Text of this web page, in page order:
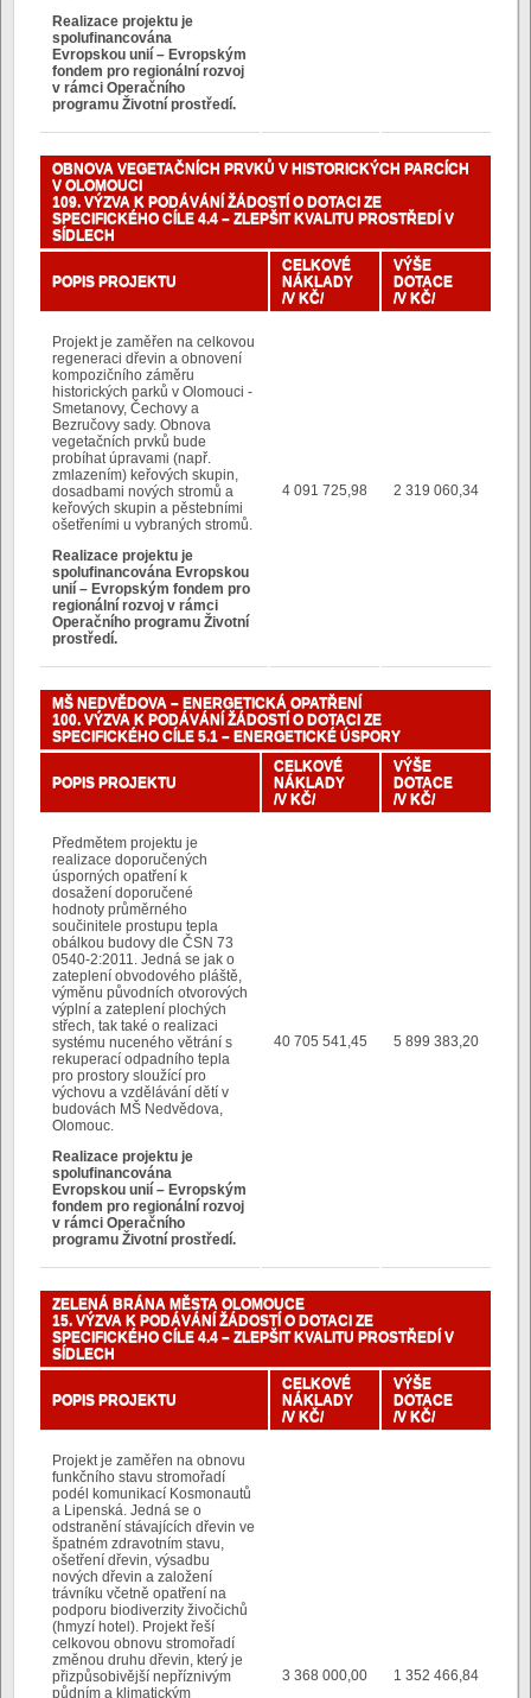
Realizace projektu je
spolufinancována
Evropskou unií – Evropským
fondem pro regionální rozvoj
v rámci Operačního
programu Životní prostředí.
OBNOVA VEGETAČNÍCH PRVKŮ V HISTORICKÝCH PARCÍCH
V OLOMOUCI
109. VÝZVA K PODÁVÁNÍ ŽÁDOSTÍ O DOTACI ZE
SPECIFICKÉHO CÍLE 4.4 – ZLEPŠIT KVALITU PROSTŘEDÍ V
SÍDLECH
POPIS PROJEKTU
CELKOVÉ
NÁKLADY
/V KČ/
VÝŠE
DOTACE
/V KČ/
Projekt je zaměřen na celkovou
regeneraci dřevin a obnovení
kompozičního záměru
historických parků v Olomouci -
Smetanovy, Čechovy a
Bezručovy sady. Obnova
vegetačních prvků bude
probíhat úpravami (např.
zmlazením) keřových skupin,
dosadbami nových stromů a
keřových skupin a pěstebními
ošetřeními u vybraných stromů.
Realizace projektu je
spolufinancována Evropskou
unií – Evropským fondem pro
regionální rozvoj v rámci
Operačního programu Životní
prostředí.
4 091 725,98 2 319 060,34
MŠ NEDVĚDOVA – ENERGETICKÁ OPATŘENÍ
100. VÝZVA K PODÁVÁNÍ ŽÁDOSTÍ O DOTACI ZE
SPECIFICKÉHO CÍLE 5.1 – ENERGETICKÉ ÚSPORY
POPIS PROJEKTU
CELKOVÉ
NÁKLADY
/V KČ/
VÝŠE
DOTACE
/V KČ/
Předmětem projektu je
realizace doporučených
úsporných opatření k
dosažení doporučené
hodnoty průměrného
součinitele prostupu tepla
obálkou budovy dle ČSN 73
0540-2:2011. Jedná se jak o
zateplení obvodového pláště,
výměnu původních otvorových
výplní a zateplení plochých
střech, tak také o realizaci
systému nuceného větrání s
rekuperací odpadního tepla
pro prostory sloužící pro
výchovu a vzdělávání dětí v
budovách MŠ Nedvědova,
Olomouc.
Realizace projektu je
spolufinancována
Evropskou unií – Evropským
fondem pro regionální rozvoj
v rámci Operačního
programu Životní prostředí.
40 705 541,45 5 899 383,20
ZELENÁ BRÁNA MĚSTA OLOMOUCE
15. VÝZVA K PODÁVÁNÍ ŽÁDOSTÍ O DOTACI ZE
SPECIFICKÉHO CÍLE 4.4 – ZLEPŠIT KVALITU PROSTŘEDÍ V
SÍDLECH
POPIS PROJEKTU
CELKOVÉ
NÁKLADY
/V KČ/
VÝŠE
DOTACE
/V KČ/
Projekt je zaměřen na obnovu
funkčního stavu stromořadí
podél komunikací Kosmonautů
a Lipenská. Jedná se o
odstranění stávajících dřevin ve
špatném zdravotním stavu,
ošetření dřevin, výsadbu
nových dřevin a založení
trávníku včetně opatření na
podporu biodiverzity živočichů
(hmyzí hotel). Projekt řeší
celkovou obnovu stromořadí
změnou druhu dřevin, který je
přizpůsobivější nepříznivým
půdním a klimatickým
3 368 000,00 1 352 466,84